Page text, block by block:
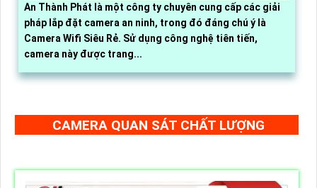
An Thành Phát là một công ty chuyên cung cấp các giải
pháp lắp đặt camera an ninh, trong đó đáng chú ý là
Camera Wifi Siêu Rẻ. Sử dụng công nghệ tiên tiến,
camera này được trang...
CAMERA QUAN SÁT CHẤT LƯỢNG